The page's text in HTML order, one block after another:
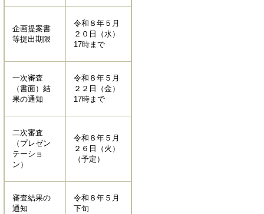
企画提案書
等提出期限
令和８年５月
２０日（水）
17時まで
一次審査
（書面）結
果の通知
令和８年５月
２２日（金）
17時まで
二次審査
（プレゼン
テーショ
ン）
令和８年５月
２６日（火）
（予定）
審査結果の
通知
令和８年５月
下旬